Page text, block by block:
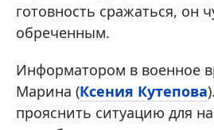
готовность сражаться, он
обреченным.
Информатором в военное
Марина (Ксения Кутепова
прояснить ситуацию для